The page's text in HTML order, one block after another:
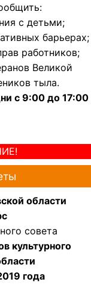
с детьми;
барьерах;
работников;
Великой
тыла.
с 9:00 до 17:00
области
совета
культурного
года